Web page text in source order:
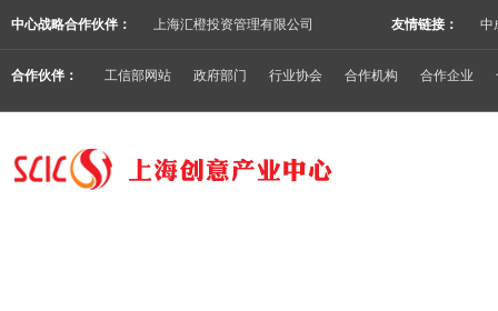
中心战略合作伙伴： 上海汇橙投资管理有限公司 友情链接： 中
合作伙伴： 工信部网站 政府部门 行业协会 合作机构 合作企业